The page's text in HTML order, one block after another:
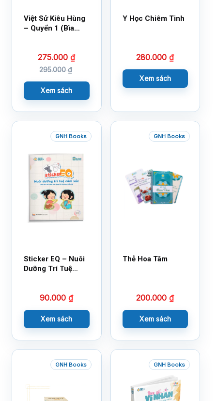
Việt Sử Kiêu Hùng
– Quyển 1 (Bìa
275.000₫
295.000₫
Xem sách
Y Học Chiêm Tinh
280.000₫
Xem sách
GNH Books
Sticker EQ – Nuôi
Dưỡng Trí Tuệ
Cùng 150 Sticker
90.000₫
Xem sách
GNH Books
Thẻ Hoa Tâm
200.000₫
Xem sách
GNH Books GNH Books